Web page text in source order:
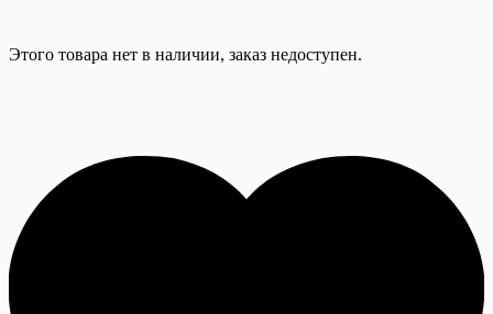
Этого товара нет в наличии, заказ недоступен.